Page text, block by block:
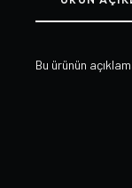
Bu ürünün